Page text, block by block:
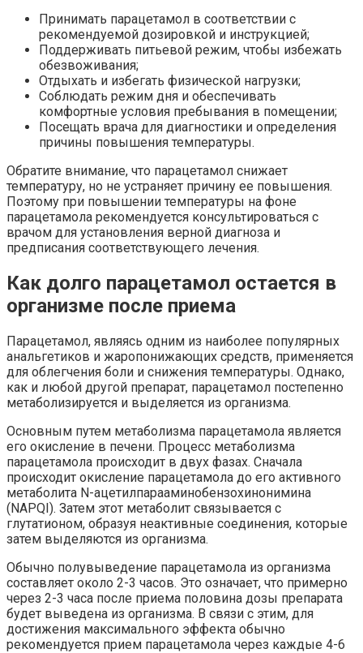
Принимать парацетамол в соответствии с
рекомендуемой дозировкой и инструкцией;
Поддерживать питьевой режим, чтобы избежать
обезвоживания;
Отдыхать и избегать физической нагрузки;
Соблюдать режим дня и обеспечивать
комфортные условия пребывания в помещении;
Посещать врача для диагностики и определения
причины повышения температуры.
Обратите внимание, что парацетамол снижает
температуру, но не устраняет причину ее повышения.
Поэтому при повышении температуры на фоне
парацетамола рекомендуется консультироваться с
врачом для установления верной диагноза и
предписания соответствующего лечения.
Как долго парацетамол остается в
организме после приема
Парацетамол, являясь одним из наиболее популярных
анальгетиков и жаропонижающих средств, применяется
для облегчения боли и снижения температуры. Однако,
как и любой другой препарат, парацетамол постепенно
метаболизируется и выделяется из организма.
Основным путем метаболизма парацетамола является
его окисление в печени. Процесс метаболизма
парацетамола происходит в двух фазах. Сначала
происходит окисление парацетамола до его активного
метаболита N-ацетилпарааминобензохинонимина
(NAPQI). Затем этот метаболит связывается с
глутатионом, образуя неактивные соединения, которые
затем выделяются из организма.
Обычно полувыведение парацетамола из организма
составляет около 2-3 часов. Это означает, что примерно
через 2-3 часа после приема половина дозы препарата
будет выведена из организма. В связи с этим, для
достижения максимального эффекта обычно
рекомендуется прием парацетамола через каждые 4-6